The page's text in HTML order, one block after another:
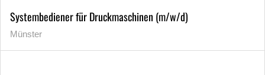
Systembediener für Druckmaschinen (m/w/d)
Münster